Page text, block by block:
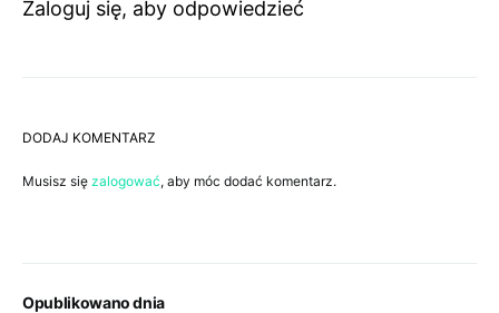
Opublikowano dnia
Zaloguj się, aby odpowiedzieć
DODAJ KOMENTARZ
Musisz się zalogować, aby móc dodać komentarz.